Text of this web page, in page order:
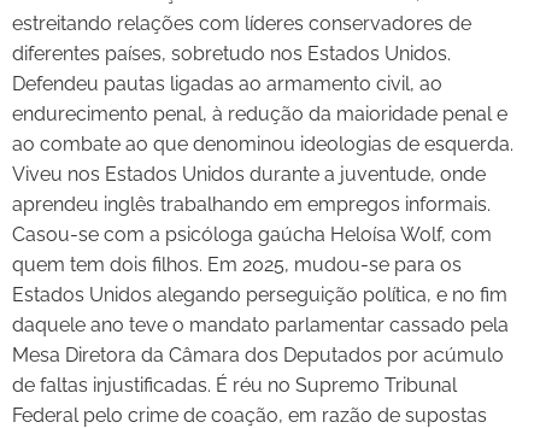
estreitando relações com líderes conservadores de
diferentes países, sobretudo nos Estados Unidos.
Defendeu pautas ligadas ao armamento civil, ao
endurecimento penal, à redução da maioridade penal e
ao combate ao que denominou ideologias de esquerda.
Viveu nos Estados Unidos durante a juventude, onde
aprendeu inglês trabalhando em empregos informais.
Casou-se com a psicóloga gaúcha Heloísa Wolf, com
quem tem dois filhos. Em 2025, mudou-se para os
Estados Unidos alegando perseguição política, e no fim
daquele ano teve o mandato parlamentar cassado pela
Mesa Diretora da Câmara dos Deputados por acúmulo
de faltas injustificadas. É réu no Supremo Tribunal
Federal pelo crime de coação, em razão de supostas